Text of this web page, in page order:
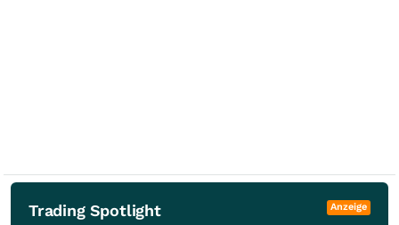
Trading Spotlight Anzeige